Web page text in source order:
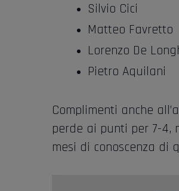
Silvio Cici
Matteo Favretto
Lorenzo De
Pietro Aquilani
Complimenti anche
perde ai punti per 7-4,
mesi di conoscenza di